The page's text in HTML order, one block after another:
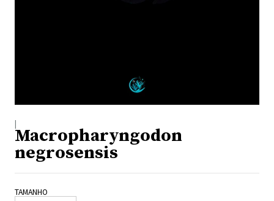
|
Macropharyngodon
negrosensis
TAMANHO